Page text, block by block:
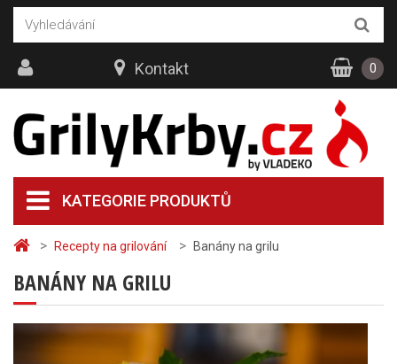
> Recepty na grilování > Banány na grilu
BANÁNY NA GRILU
KATEGORIE PRODUKTŮ
Kontakt 0